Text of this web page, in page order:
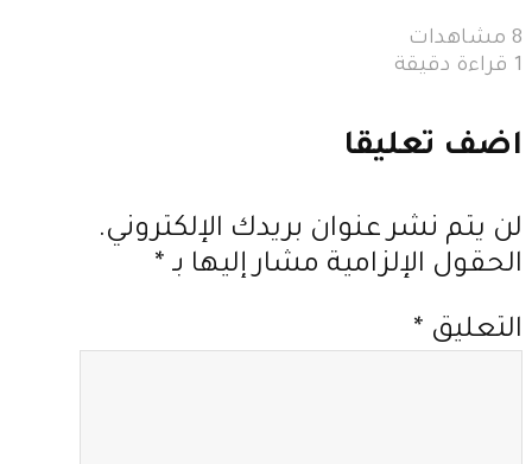
8 مشاهدات
1 قراءة دقيقة
اضف تعليقا
لن يتم نشر عنوان بريدك الإلكتروني.
الحقول الإلزامية مشار إليها بـ *
التعليق *